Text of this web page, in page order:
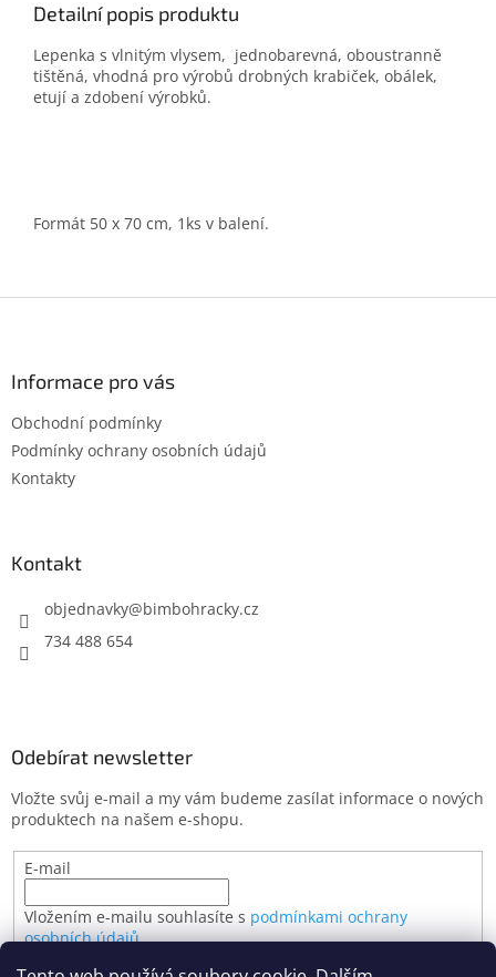
Detailní popis produktu
Lepenka s vlnitým vlysem, jednobarevná, oboustranně
tištěná, vhodná pro výrobů drobných krabiček, obálek,
etují a zdobení výrobků.
Formát 50 x 70 cm, 1ks v balení.
Informace pro vás
Obchodní podmínky
Podmínky ochrany osobních údajů
Kontakty
Kontakt
objednavky@bimbohracky.cz
734 488 654
Odebírat newsletter
Vložte svůj e-mail a my vám budeme zasílat informace o nových
produktech na našem e-shopu.
E-mail
Vložením e-mailu souhlasíte s podmínkami ochrany
osobních údajů